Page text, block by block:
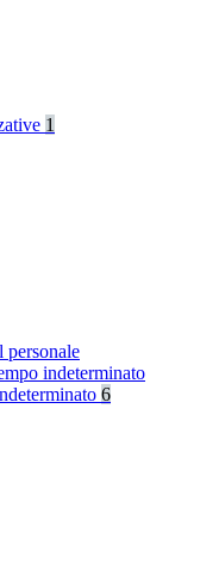
1
personale
indeterminato
6